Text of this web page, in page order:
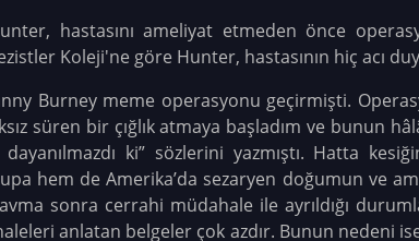
hastasını ameliyat etmeden önce
Koleji'ne göre Hunter, hastasının hiç acı
Burney meme operasyonu geçirmişti.
süren bir çığlık atmaya başladım ve bunun
ki” sözlerini yazmıştı. Hatta
hem de Amerika’da sezaryen doğumun ve
sonra cerrahi müdahale ile ayrıldığı
anlatan belgeler çok azdır. Bunun nedeni